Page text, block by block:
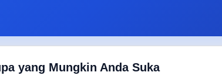
yang Mungkin Anda Suka